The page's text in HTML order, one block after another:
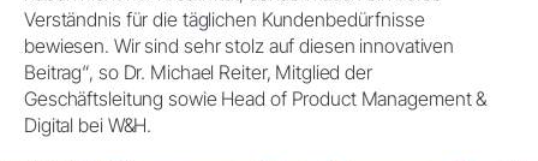
Verständnis für die täglichen Kundenbedürfnisse
bewiesen. Wir sind sehr stolz auf diesen innovativen
Beitrag“, so Dr. Michael Reiter, Mitglied der
Geschäftsleitung sowie Head of Product Management &
Digital bei W&H.